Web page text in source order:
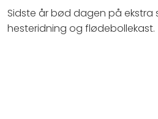
Sidste år bød dagen på ekstra
hesteridning og flødebollekast.